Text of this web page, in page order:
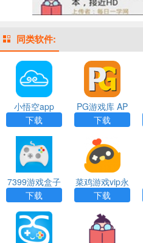
同类软件:
小悟空app
下载
PG游戏库 AP
P
下载
7399游戏盒子
福利版 APP
下载
菜鸡游戏vip永
久免费版app
下载